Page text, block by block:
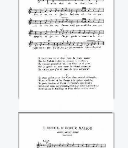
Il n'est rien de si
doux
Il n'est rien de si doux